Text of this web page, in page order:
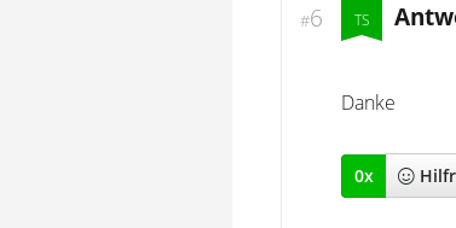
#6
Danke
0x